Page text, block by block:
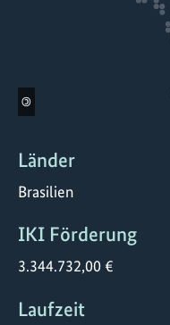
©
Länder
Brasilien
IKI Förderung
3.344.732,00 €
Laufzeit